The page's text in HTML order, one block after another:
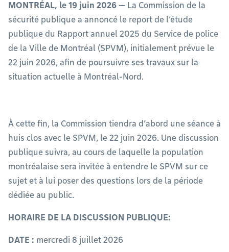
MONTRÉAL, le 19 juin 2026 — La Commission de la
sécurité publique a annoncé le report de l’étude
publique du Rapport annuel 2025 du Service de police
de la Ville de Montréal (SPVM), initialement prévue le
22 juin 2026, afin de poursuivre ses travaux sur la
situation actuelle à Montréal-Nord.
À cette fin, la Commission tiendra d’abord une séance à
huis clos avec le SPVM, le 22 juin 2026. Une discussion
publique suivra, au cours de laquelle la population
montréalaise sera invitée à entendre le SPVM sur ce
sujet et à lui poser des questions lors de la période
dédiée au public.
HORAIRE DE LA DISCUSSION PUBLIQUE:
DATE : mercredi 8 juillet 2026